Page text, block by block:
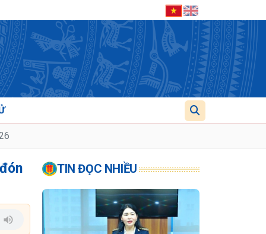
TIN ĐỌC NHIỀU